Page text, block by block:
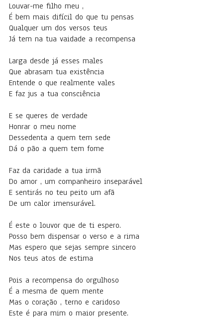
Louvar-me filho meu ,
É bem mais difícil do que tu pensas
Qualquer um dos versos teus
Já tem na tua vaidade a recompensa
Larga desde já esses males
Que abrasam tua existência
Entende o que realmente vales
E faz jus a tua consciência
E se queres de verdade
Honrar o meu nome
Dessedenta a quem tem sede
Dá o pão a quem tem fome
Faz da caridade a tua irmã
Do amor , um companheiro inseparável
E sentirás no teu peito um afã
De um calor imensurável.
É este o louvor que de ti espero.
Posso bem dispensar o verso e a rima
Mas espero que sejas sempre sincero
Nos teus atos de estima
Pois a recompensa do orgulhoso
É a mesma de quem mente
Mas o coração , terno e caridoso
Este é para mim o maior presente.